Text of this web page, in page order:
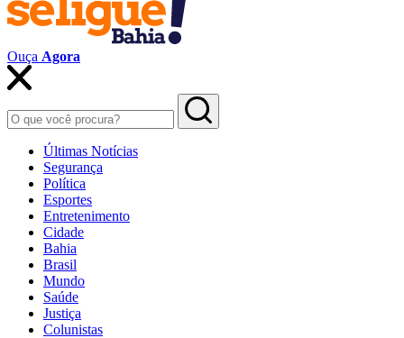
Ouça Agora
Últimas Notícias
Segurança
Política
Esportes
Entretenimento
Cidade
Bahia
Brasil
Mundo
Saúde
Justiça
Colunistas